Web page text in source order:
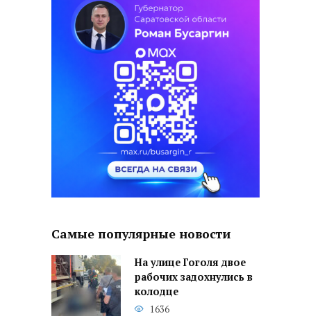
Самые популярные новости
На улице Гоголя двое
рабочих задохнулись в
колодце
1636